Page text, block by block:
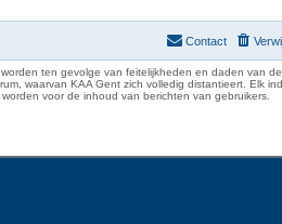
Contact
ten gevolge van feitelijkheden en daden van
waarvan KAA Gent zich volledig distantieert. Elk
voor de inhoud van berichten van gebruikers.